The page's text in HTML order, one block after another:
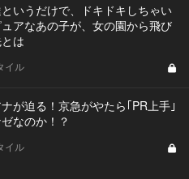
というだけで、ドキドキしちゃい
アなあの子が、女の園から飛び
は
イル
が迫る！京急がやたら｢PR上手｣
なのか！？
イル